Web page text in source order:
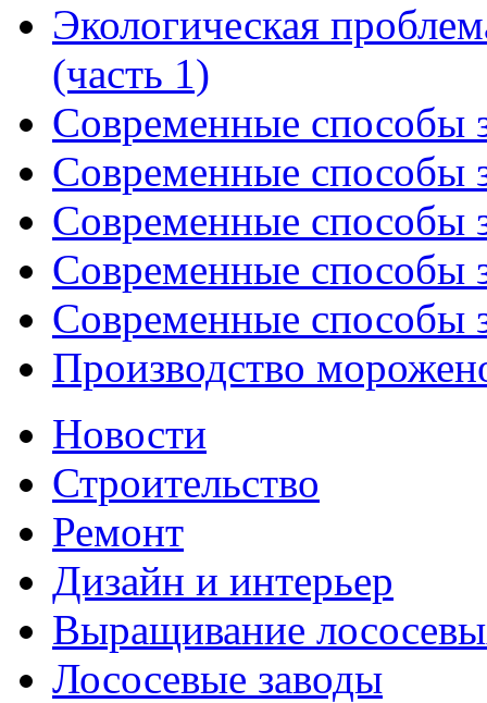
Экологическая
(часть 1)
Современные способы
Современные способы
Современные способы
Современные способы
Современные способы
Производство
Новости
Строительство
Ремонт
Дизайн и интерьер
Выращивание
Лососевые заводы